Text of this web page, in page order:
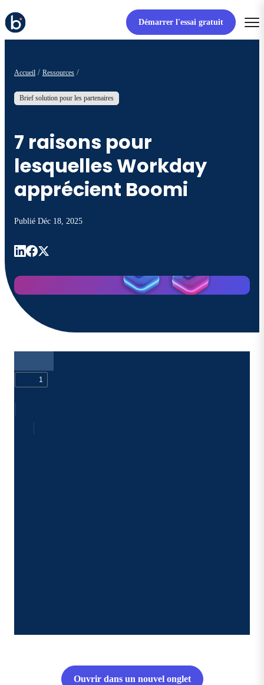
Démarrer l'essai gratuit
Accueil Ressources
Brief solution pour les partenaires
7 raisons pour
lesquelles Workday
apprécient Boomi
Publié Déc 18, 2025
Ouvrir dans un nouvel onglet